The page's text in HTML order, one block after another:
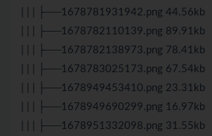
| | | ├──1678781931942.png 44.56kb
| | | ├──1678782110139.png 89.91kb
| | | ├──1678782138973.png 78.41kb
| | | ├──1678783025173.png 67.54kb
| | | ├──1678949453410.png 23.31kb
| | | ├──1678949690299.png 16.97kb
| | | ├──1678951332098.png 31.55kb